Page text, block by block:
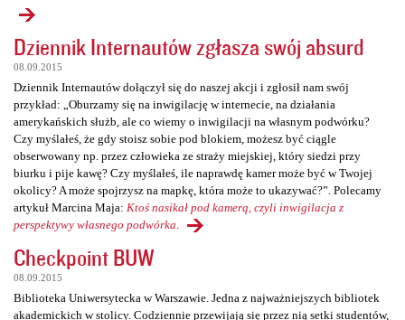
Dziennik Internautów zgłasza swój absurd
08.09.2015
Dziennik Internautów dołączył się do naszej akcji i zgłosił nam swój
przykład: „Oburzamy się na inwigilację w internecie, na działania
amerykańskich służb, ale co wiemy o inwigilacji na własnym podwórku?
Czy myślałeś, że gdy stoisz sobie pod blokiem, możesz być ciągle
obserwowany np. przez człowieka ze straży miejskiej, który siedzi przy
biurku i pije kawę? Czy myślałeś, ile naprawdę kamer może być w Twojej
okolicy? A może spojrzysz na mapkę, która może to ukazywać?”. Polecamy
artykuł Marcina Maja: Ktoś nasikał pod kamerą, czyli inwigilacja z
perspektywy własnego podwórka
Checkpoint BUW
08.09.2015
Biblioteka Uniwersytecka w Warszawie. Jedna z najważniejszych bibliotek
akademickich w stolicy. Codziennie przewijają się przez nią setki studentów,